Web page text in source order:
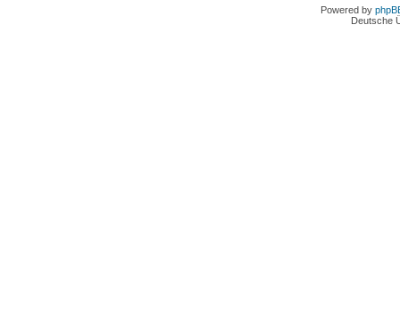
Powered by
Deutsche